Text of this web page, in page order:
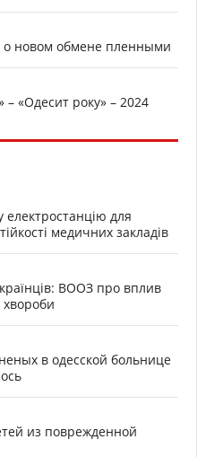
о новом обмене пленными
«Одесит року» – 2024
для
медичних закладів
ВООЗ про вплив
хвороби
в одесской больнице
из поврежденной